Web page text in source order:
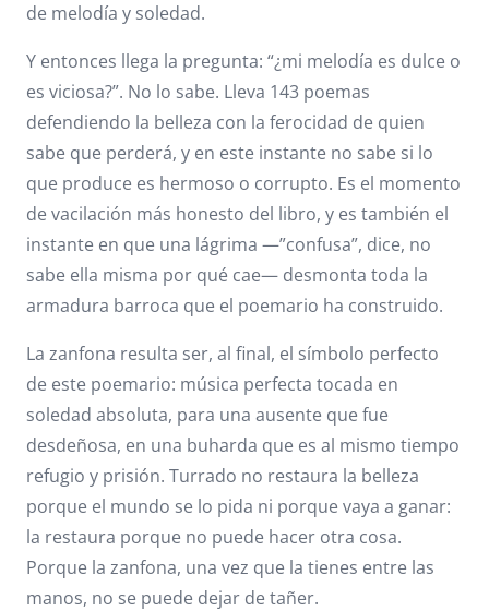
de melodía y soledad.
Y entonces llega la pregunta: “¿mi melodía es dulce o
es viciosa?”. No lo sabe. Lleva 143 poemas
defendiendo la belleza con la ferocidad de quien
sabe que perderá, y en este instante no sabe si lo
que produce es hermoso o corrupto. Es el momento
de vacilación más honesto del libro, y es también el
instante en que una lágrima —”confusa”, dice, no
sabe ella misma por qué cae— desmonta toda la
armadura barroca que el poemario ha construido.
La zanfona resulta ser, al final, el símbolo perfecto
de este poemario: música perfecta tocada en
soledad absoluta, para una ausente que fue
desdeñosa, en una buharda que es al mismo tiempo
refugio y prisión. Turrado no restaura la belleza
porque el mundo se lo pida ni porque vaya a ganar:
la restaura porque no puede hacer otra cosa.
Porque la zanfona, una vez que la tienes entre las
manos, no se puede dejar de tañer.